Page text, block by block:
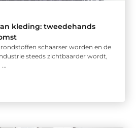
kleding: tweedehands
schaarser worden en de
steeds zichtbaarder wordt,